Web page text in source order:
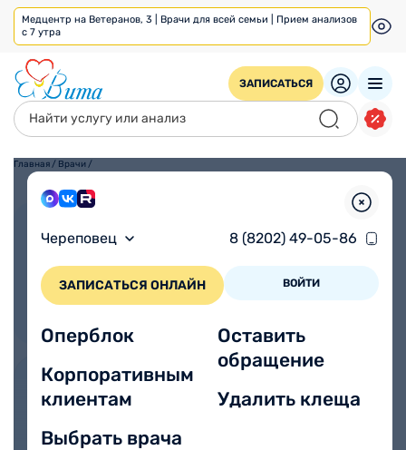
Медцентр на Ветеранов, 3 | Врачи для всей семьи | Прием анализов
с 7 утра
ЗАПИСАТЬСЯ
Череповец 8 (8202) 49-05-86
ЗАПИСАТЬСЯ ОНЛАЙН ВОЙТИ
Оперблок
Корпоративным
клиентам
Выбрать врача
Оставить
обращение
Удалить клеща
Главная / Врачи /
Взрослым